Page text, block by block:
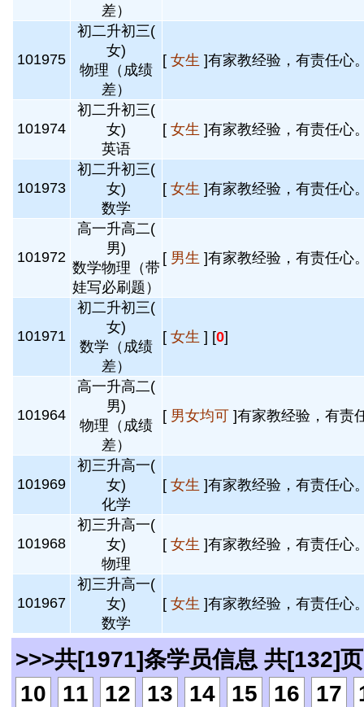
差）
101975
初二升初三(
女)
物理（成绩
差）
[ 女生 ]有家教经验，有责任心
101974
初二升初三(
女)
英语
[ 女生 ]有家教经验，有责任心
101973
初二升初三(
女)
数学
[ 女生 ]有家教经验，有责任心
101972
高一升高二(
男)
数学物理（带
娃写必刷题）
[ 男生 ]有家教经验，有责任心
101971
初二升初三(
女)
数学（成绩
差）
[ 女生 ] [0]
101964
高一升高二(
男)
物理（成绩
差）
[ 男女均可 ]有家教经验，有责
101969
初三升高一(
女)
化学
[ 女生 ]有家教经验，有责任心
101968
初三升高一(
女)
物理
[ 女生 ]有家教经验，有责任心
101967
初三升高一(
女)
数学
[ 女生 ]有家教经验，有责任心
>>>共[1971]条学员信息 共[132]
10
11 12 13 14 15 16 17